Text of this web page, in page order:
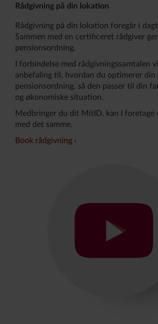
Rådgivning på din lokation
Rådgivning på din lokation foregår i
Sammen med en certificeret rådgiver
pensionsordning.
I forbindelse med rådgivningssamtalen
anbefaling til, hvordan du optimerer din
pensionsordning, så den passer til din
og økonomiske situation.
Medbringer du dit MitID, kan I foretage
med det samme.
Book rådgivning